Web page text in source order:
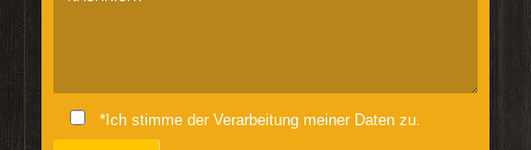
*Ich stimme der Verarbeitung meiner Daten zu.